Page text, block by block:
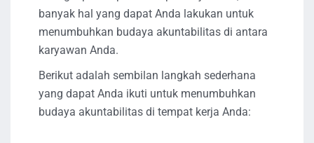
banyak hal yang dapat Anda lakukan untuk
menumbuhkan budaya akuntabilitas di antara
karyawan Anda.
Berikut adalah sembilan langkah sederhana
yang dapat Anda ikuti untuk menumbuhkan
budaya akuntabilitas di tempat kerja Anda: